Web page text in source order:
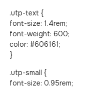
.utp-text {
font-size: 1.4rem;
font-weight: 600;
color: #606161;
}
.utp-small {
font-size: 0.95rem;